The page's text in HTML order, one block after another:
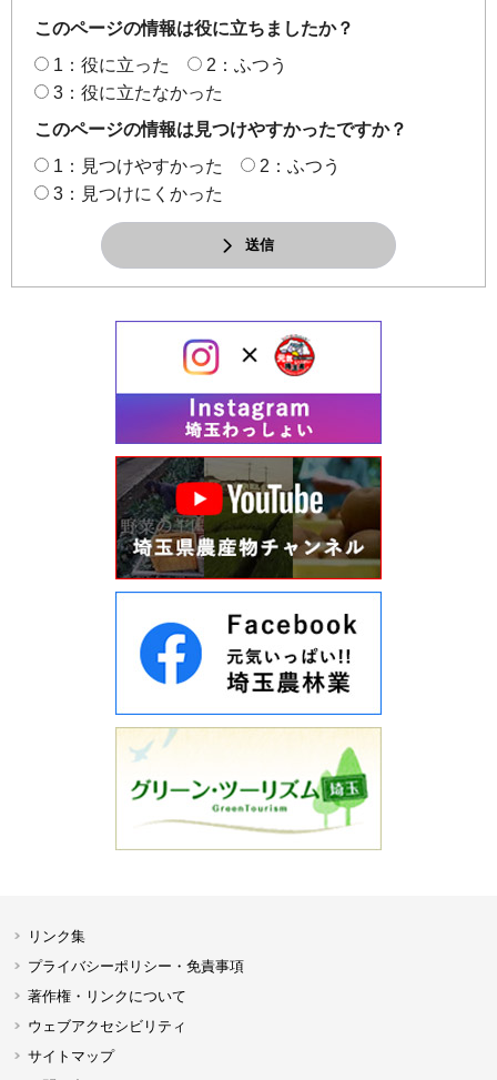
このページの情報は役に立ちましたか？
1：役に立った
2：ふつう
3：役に立たなかった
このページの情報は見つけやすかったですか？
1：見つけやすかった
2：ふつう
3：見つけにくかった
送信
リンク集
プライバシーポリシー・免責事項
著作権・リンクについて
ウェブアクセシビリティ
サイトマップ